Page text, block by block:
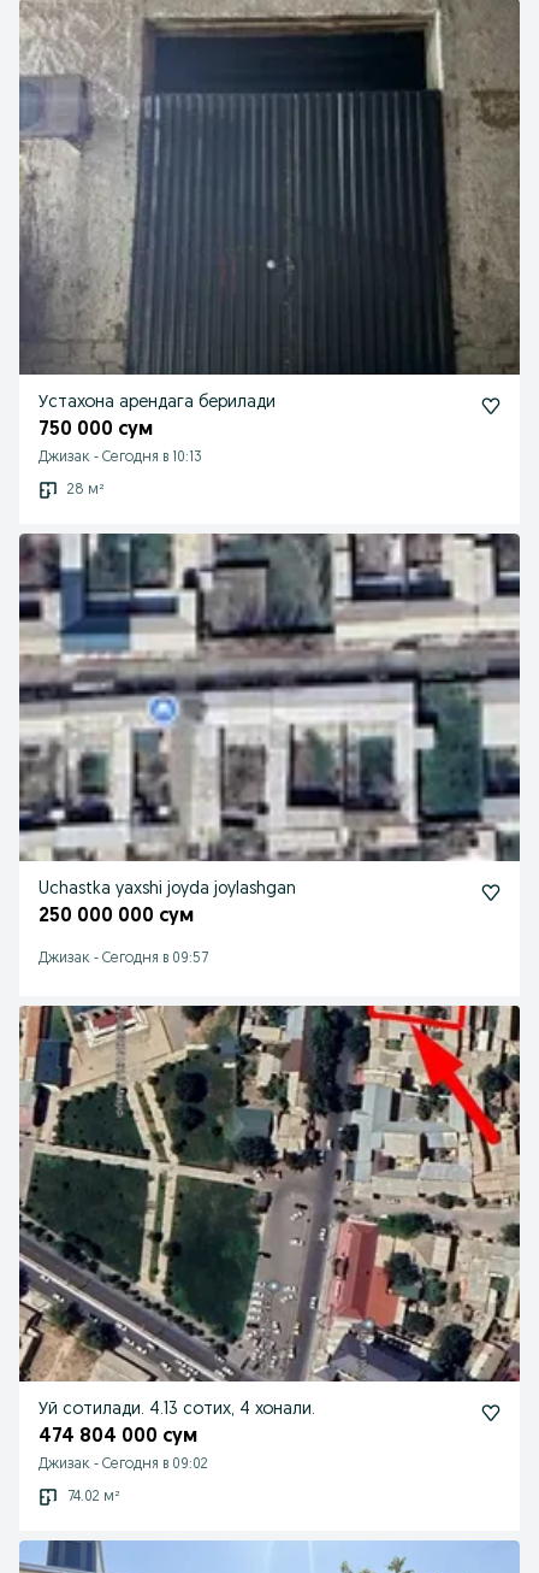
Устахона арендага берилади
750 000 сум
Джизак - Сегодня в 10:13
28 м²
Uchastka yaxshi joyda joylashgan
250 000 000 сум
Джизак - Сегодня в 09:57
Уй сотилади. 4.13 сотих, 4 хонали.
474 804 000 сум
Джизак - Сегодня в 09:02
74.02 м²